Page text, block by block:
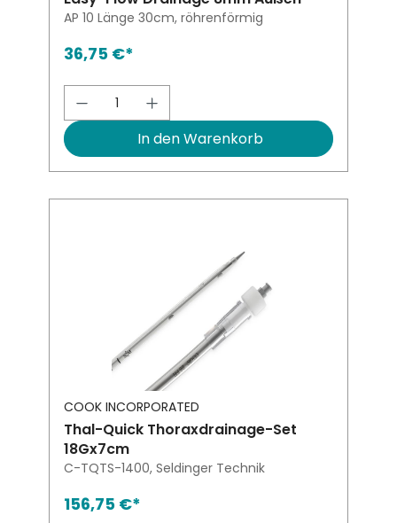
AP 10 Länge 30cm, röhrenförmig
36,75 €*
Produkt Anzahl: Gib den
In den Warenkorb
COOK INCORPORATED
Thal-Quick Thoraxdrainage-Set
18Gx7cm
C-TQTS-1400, Seldinger Technik
156,75 €*